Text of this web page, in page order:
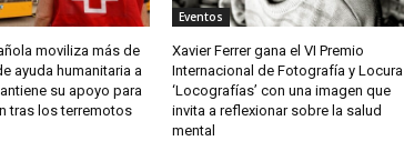
moviliza más de
ayuda humanitaria a
su apoyo para
tras los terremotos
Eventos
Xavier Ferrer gana el VI Premio
Internacional de Fotografía y Locura
‘Locografías’ con una imagen que
invita a reflexionar sobre la salud
mental